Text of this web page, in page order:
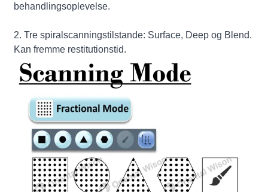
behandlingsoplevelse.
2. Tre spiralscanningstilstande: Surface, Deep og Blend.
Kan fremme restitutionstid.